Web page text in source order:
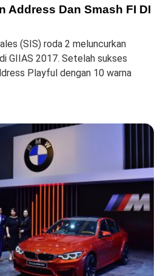
Address Dan Smash FI DI
(SIS) roda 2 meluncurkan
GIIAS 2017. Setelah sukses
Playful dengan 10 warna